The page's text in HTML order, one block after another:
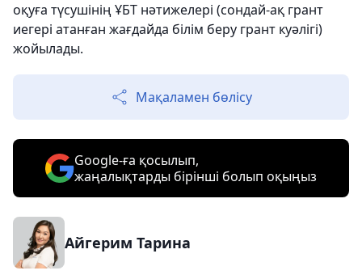
оқуға түсушінің ҰБТ нәтижелері (сондай-ақ грант
иегері атанған жағдайда білім беру грант куәлігі)
жойылады.
Мақаламен бөлісу
Google-ға қосылып,
жаңалықтарды бірінші болып оқыңыз
Айгерим Тарина